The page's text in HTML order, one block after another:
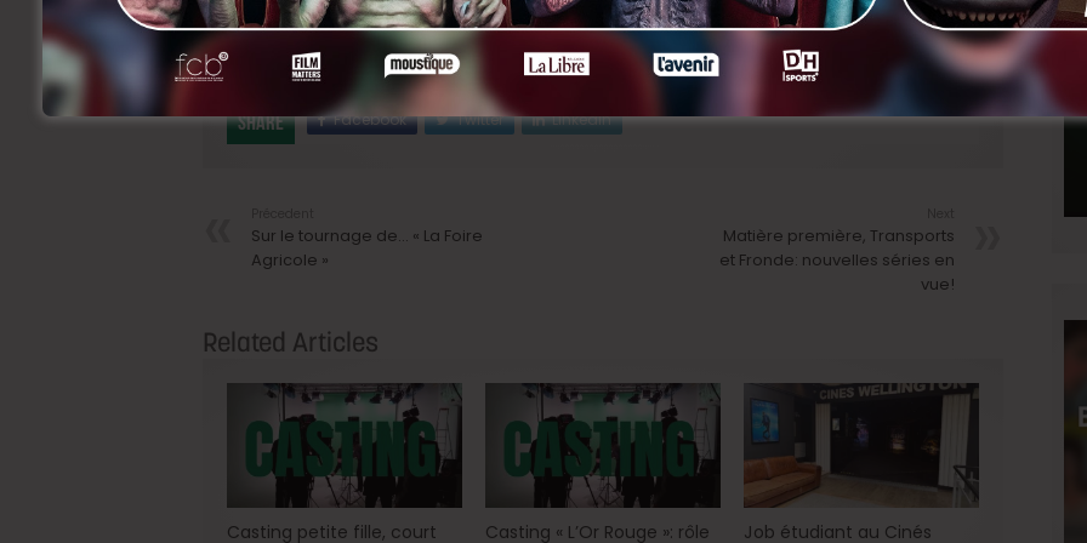
Si vous êtes intéressées, envoyez un mail (CV / coordonnées de contact) ​pour le 12 mars à
12:00 ​au plus tard maureen.vandenberghe@gsara.be
Share Facebook Twitter LinkedIn
Sur le tournage de… « La Foire
Agricole »
Matière première, Transports
et Fronde: nouvelles séries en
vue!
Related Articles
Casting petite fille, court Casting « L’Or Rouge »: rôle Job étudiant au Cinés